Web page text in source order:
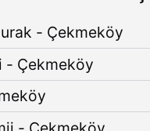
- Çekmeköy
- Çekmeköy